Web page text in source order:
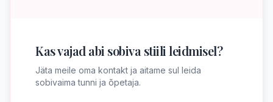
Kas vajad abi sobiva stiili leidmisel?
Jäta meile oma kontakt ja aitame sul leida
sobivaima tunni ja õpetaja.